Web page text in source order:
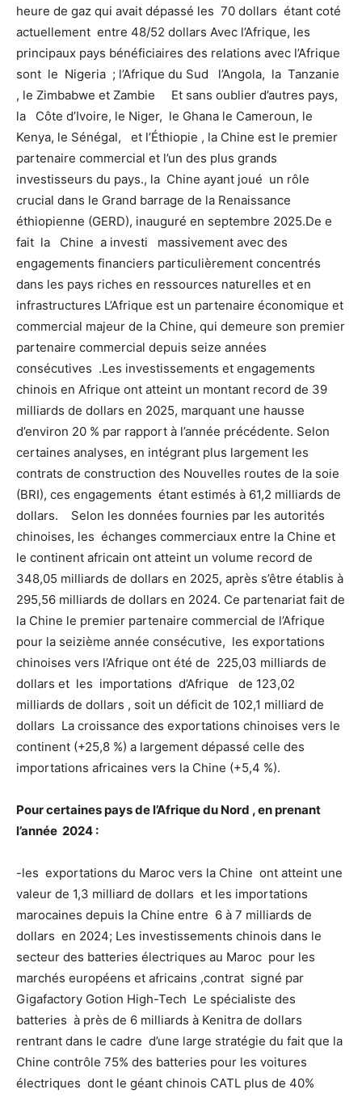
heure de gaz qui avait dépassé les 70 dollars étant coté
actuellement entre 48/52 dollars Avec l’Afrique, les
principaux pays bénéficiaires des relations avec l’Afrique
sont le Nigeria ; l’Afrique du Sud l’Angola, la Tanzanie
, le Zimbabwe et Zambie Et sans oublier d’autres pays,
la Côte d’Ivoire, le Niger, le Ghana le Cameroun, le
Kenya, le Sénégal, et l’Éthiopie , la Chine est le premier
partenaire commercial et l’un des plus grands
investisseurs du pays., la Chine ayant joué un rôle
crucial dans le Grand barrage de la Renaissance
éthiopienne (GERD), inauguré en septembre 2025.De e
fait la Chine a investi massivement avec des
engagements financiers particulièrement concentrés
dans les pays riches en ressources naturelles et en
infrastructures L’Afrique est un partenaire économique et
commercial majeur de la Chine, qui demeure son premier
partenaire commercial depuis seize années
consécutives .Les investissements et engagements
chinois en Afrique ont atteint un montant record de 39
milliards de dollars en 2025, marquant une hausse
d’environ 20 % par rapport à l’année précédente. Selon
certaines analyses, en intégrant plus largement les
contrats de construction des Nouvelles routes de la soie
(BRI), ces engagements étant estimés à 61,2 milliards de
dollars. Selon les données fournies par les autorités
chinoises, les échanges commerciaux entre la Chine et
le continent africain ont atteint un volume record de
348,05 milliards de dollars en 2025, après s’être établis à
295,56 milliards de dollars en 2024. Ce partenariat fait de
la Chine le premier partenaire commercial de l’Afrique
pour la seizième année consécutive, les exportations
chinoises vers l’Afrique ont été de 225,03 milliards de
dollars et les importations d’Afrique de 123,02
milliards de dollars , soit un déficit de 102,1 milliard de
dollars La croissance des exportations chinoises vers le
continent (+25,8 %) a largement dépassé celle des
importations africaines vers la Chine (+5,4 %).
Pour certaines pays de l’Afrique du Nord , en prenant
l’année 2024 :
-les exportations du Maroc vers la Chine ont atteint une
valeur de 1,3 milliard de dollars et les importations
marocaines depuis la Chine entre 6 à 7 milliards de
dollars en 2024; Les investissements chinois dans le
secteur des batteries électriques au Maroc pour les
marchés européens et africains ,contrat signé par
Gigafactory Gotion High-Tech Le spécialiste des
batteries à près de 6 milliards à Kenitra de dollars
rentrant dans le cadre d’une large stratégie du fait que la
Chine contrôle 75% des batteries pour les voitures
électriques dont le géant chinois CATL plus de 40%